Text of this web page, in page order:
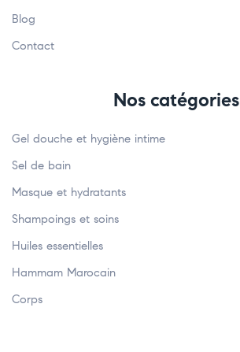
Blog
Contact
Nos catégories
Gel douche et hygiène intime
Sel de bain
Masque et hydratants
Shampoings et soins
Huiles essentielles
Hammam Marocain
Corps